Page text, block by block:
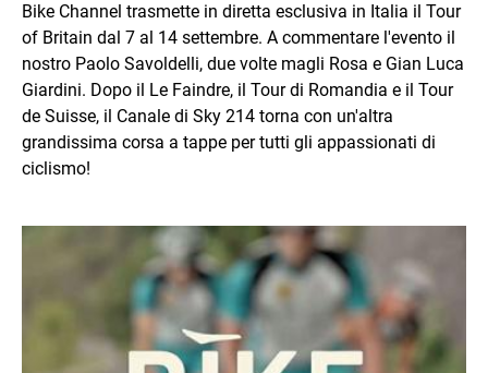
Bike Channel trasmette in diretta esclusiva in Italia il Tour
of Britain dal 7 al 14 settembre. A commentare l'evento il
nostro Paolo Savoldelli, due volte magli Rosa e Gian Luca
Giardini. Dopo il Le Faindre, il Tour di Romandia e il Tour
de Suisse, il Canale di Sky 214 torna con un'altra
grandissima corsa a tappe per tutti gli appassionati di
ciclismo!